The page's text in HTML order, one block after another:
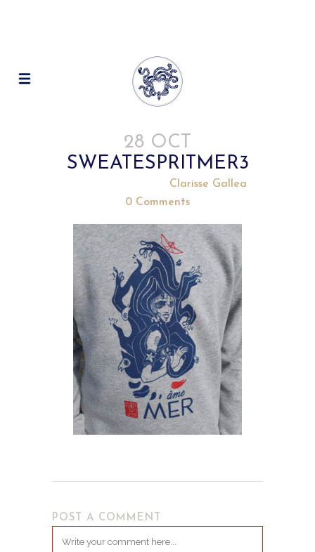
28 OCT
SWEATESPRITMER3
Clarisse Gallea
0 Comments
POST A COMMENT